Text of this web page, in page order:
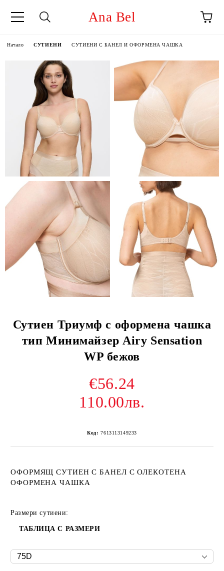
Ana Bel
Начало СУТИЕНИ СУТИЕНИ С БАНЕЛ И ОФОРМЕНА ЧАШКА
Сутиен Триумф с оформена чашка
тип Минимайзер Airy Sensation
WP бежов
€56.24
110.00лв.
Код: 7613113149233
ОФОРМЯЩ СУТИЕН С БАНЕЛ С ОЛЕКОТЕНА
ОФОРМЕНА ЧАШКА
Размери сутиени:
ТАБЛИЦА С РАЗМЕРИ